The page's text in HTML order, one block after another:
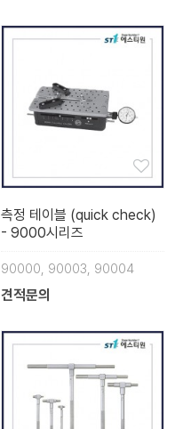
측정 테이블 (quick check)
- 9000시리즈
90000, 90003, 90004
견적문의